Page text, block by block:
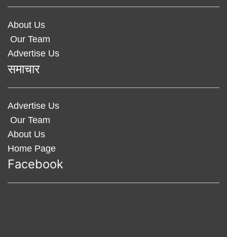
About Us
Our Team
Advertise Us
समाचार
Advertise Us
Our Team
About Us
Home Page
Facebook